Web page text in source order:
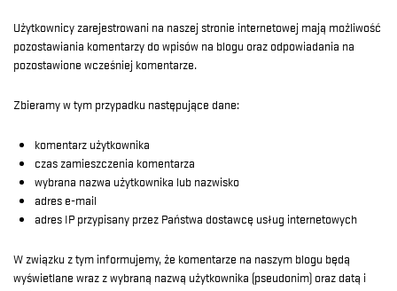
Użytkownicy zarejestrowani na naszej stronie internetowej mają możliwość
pozostawiania komentarzy do wpisów na blogu oraz odpowiadania na
pozostawione wcześniej komentarze.
Zbieramy w tym przypadku następujące dane:
komentarz użytkownika
czas zamieszczenia komentarza
wybrana nazwa użytkownika lub nazwisko
adres e-mail
adres IP przypisany przez Państwa dostawcę usług internetowych
W związku z tym informujemy, że komentarze na naszym blogu będą
wyświetlane wraz z wybraną nazwą użytkownika (pseudonim) oraz datą i